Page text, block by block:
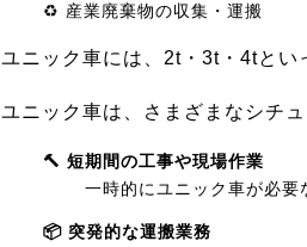
♻️ 産業廃棄物の収集・運搬
ユニック車には、2t・3t・4tとい
ユニック車は、さまざまなシチ
🔨 短期間の工事や現場作業
一時的にユニック車が必要
📦 突発的な運搬業務